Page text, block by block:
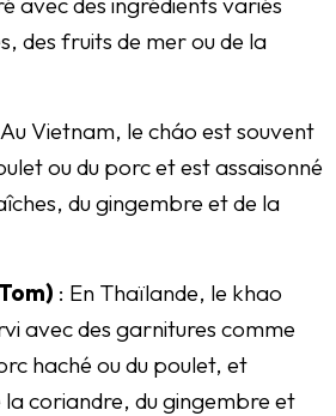
des fruits de mer ou de la
Vietnam, le cháo est souvent
ou du porc et est assaisonné
du gingembre et de la
: En Thaïlande, le khao
avec des garnitures comme
haché ou du poulet, et
la coriandre, du gingembre et